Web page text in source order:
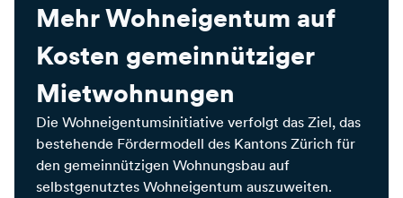
Mehr Wohneigentum auf
Kosten gemeinnütziger
Mietwohnungen
Die Wohneigentumsinitiative verfolgt das Ziel, das
bestehende Fördermodell des Kantons Zürich für
den gemeinnützigen Wohnungsbau auf
selbstgenutztes Wohneigentum auszuweiten.